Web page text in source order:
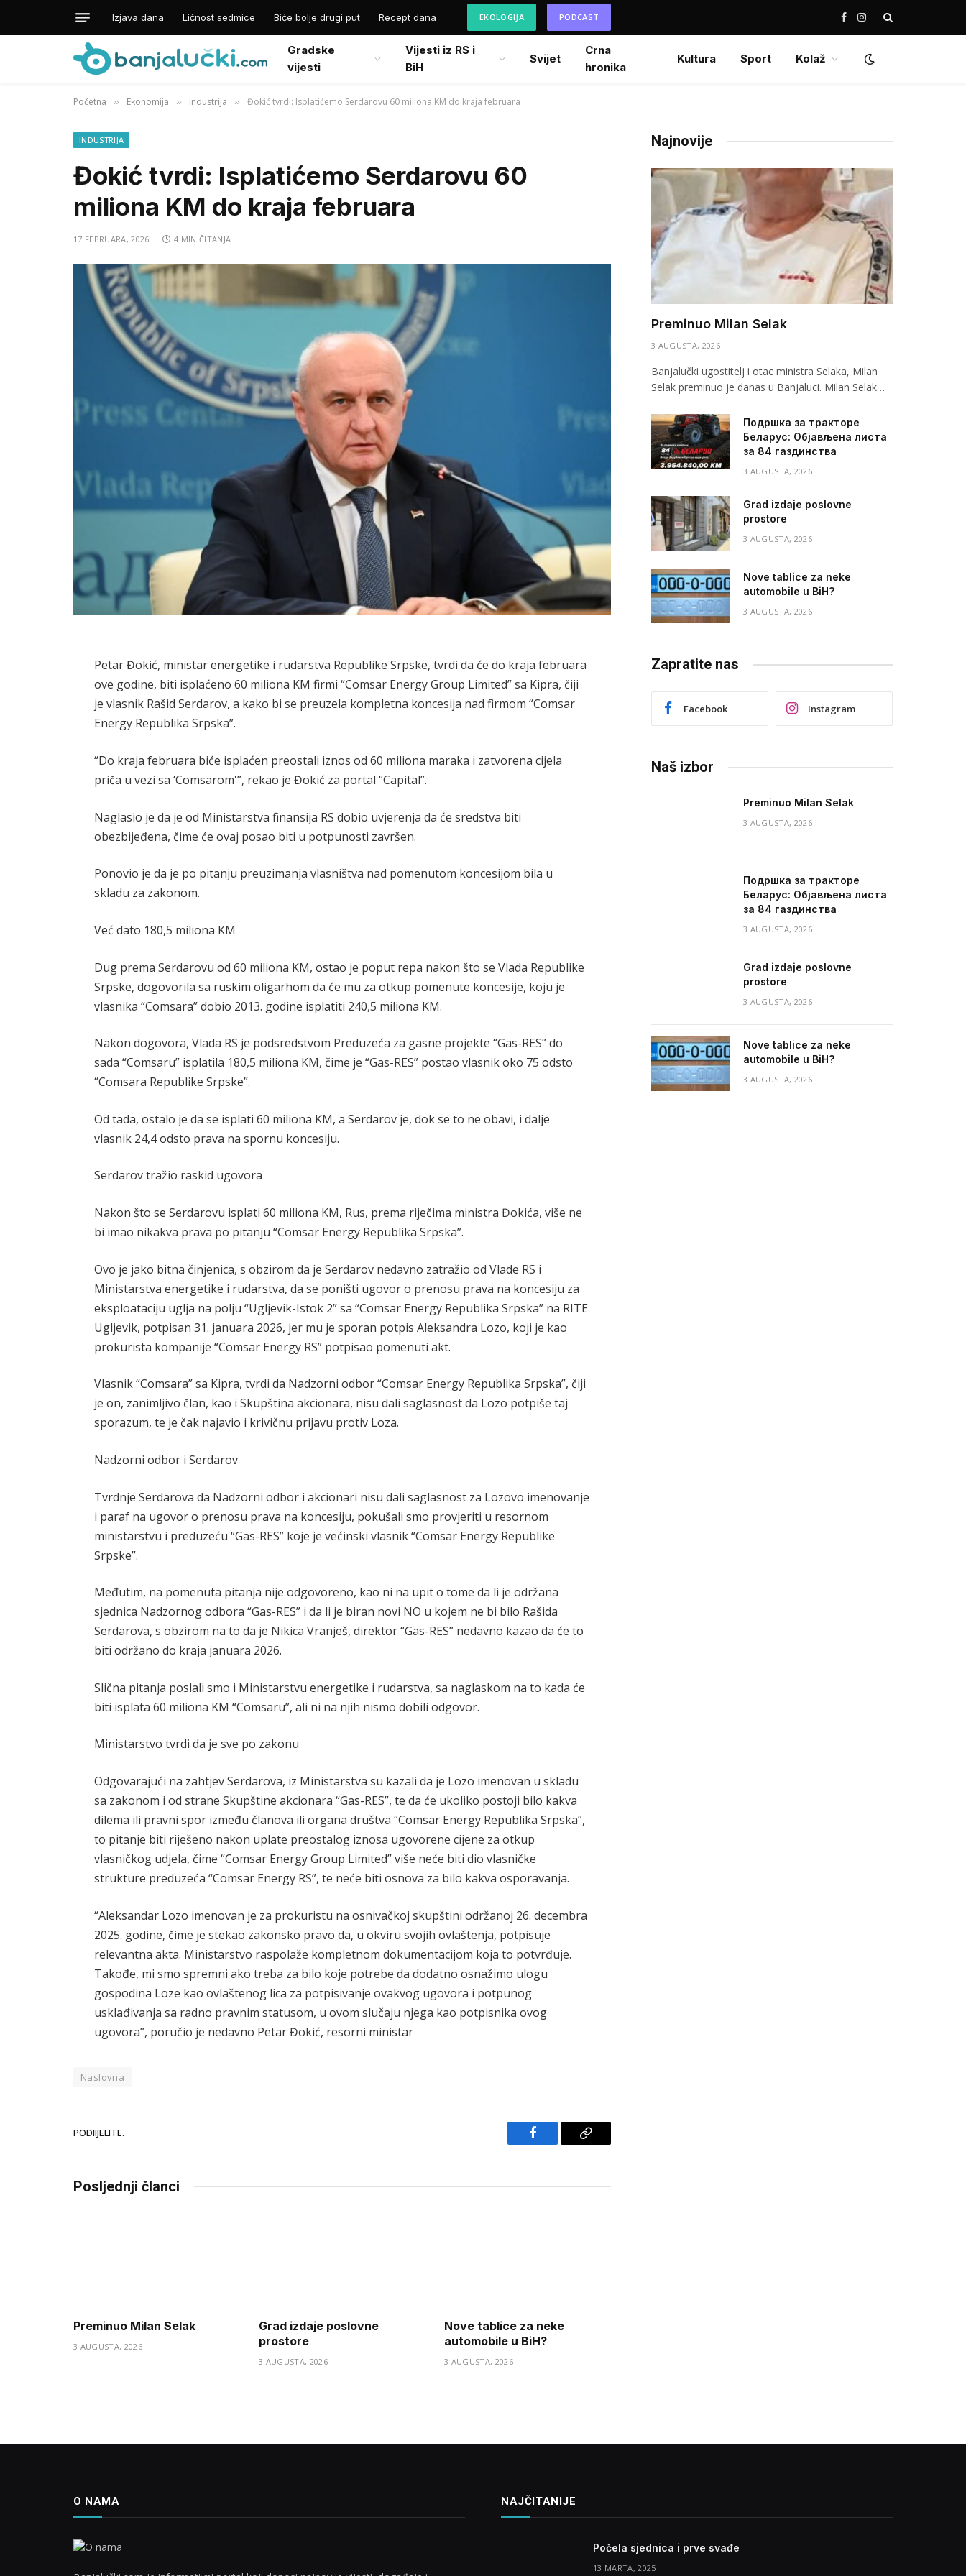
Izjava dana Ličnost sedmice Biće bolje drugi put Recept dana EKOLOGIJA PODCAST Facebook
Instagram
Gradske
vijesti
Vijesti iz RS i
BiH
Svijet
Crna
hronika
Kultura Sport Kolaž
Početna » Ekonomija » Industrija » Đokić tvrdi: Isplatićemo Serdarovu 60 miliona KM do kraja februara
INDUSTRIJA
Đokić tvrdi: Isplatićemo Serdarovu 60
miliona KM do kraja februara
17 FEBRUARA, 2026 4 MIN ČITANJA
Petar Đokić, ministar energetike i rudarstva Republike Srpske, tvrdi da će do kraja februara
ove godine, biti isplaćeno 60 miliona KM firmi “Comsar Energy Group Limited” sa Kipra, čiji
je vlasnik Rašid Serdarov, a kako bi se preuzela kompletna koncesija nad firmom “Comsar
Energy Republika Srpska”.
“Do kraja februara biće isplaćen preostali iznos od 60 miliona maraka i zatvorena cijela
priča u vezi sa ‘Comsarom'”, rekao je Đokić za portal “Capital”.
Naglasio je da je od Ministarstva finansija RS dobio uvjerenja da će sredstva biti
obezbijeđena, čime će ovaj posao biti u potpunosti završen.
Ponovio je da je po pitanju preuzimanja vlasništva nad pomenutom koncesijom bila u
skladu za zakonom.
Već dato 180,5 miliona KM
Dug prema Serdarovu od 60 miliona KM, ostao je poput repa nakon što se Vlada Republike
Srpske, dogovorila sa ruskim oligarhom da će mu za otkup pomenute koncesije, koju je
vlasnika “Comsara” dobio 2013. godine isplatiti 240,5 miliona KM.
Nakon dogovora, Vlada RS je podsredstvom Preduzeća za gasne projekte “Gas-RES” do
sada “Comsaru” isplatila 180,5 miliona KM, čime je “Gas-RES” postao vlasnik oko 75 odsto
“Comsara Republike Srpske”.
Od tada, ostalo je da se isplati 60 miliona KM, a Serdarov je, dok se to ne obavi, i dalje
vlasnik 24,4 odsto prava na spornu koncesiju.
Serdarov tražio raskid ugovora
Nakon što se Serdarovu isplati 60 miliona KM, Rus, prema riječima ministra Đokića, više ne
bi imao nikakva prava po pitanju “Comsar Energy Republika Srpska”.
Ovo je jako bitna činjenica, s obzirom da je Serdarov nedavno zatražio od Vlade RS i
Ministarstva energetike i rudarstva, da se poništi ugovor o prenosu prava na koncesiju za
eksploataciju uglja na polju “Ugljevik-Istok 2” sa “Comsar Energy Republika Srpska” na RITE
Ugljevik, potpisan 31. januara 2026, jer mu je sporan potpis Aleksandra Lozo, koji je kao
prokurista kompanije “Comsar Energy RS” potpisao pomenuti akt.
Vlasnik “Comsara” sa Kipra, tvrdi da Nadzorni odbor “Comsar Energy Republika Srpska”, čiji
je on, zanimljivo član, kao i Skupština akcionara, nisu dali saglasnost da Lozo potpiše taj
sporazum, te je čak najavio i krivičnu prijavu protiv Loza.
Nadzorni odbor i Serdarov
Tvrdnje Serdarova da Nadzorni odbor i akcionari nisu dali saglasnost za Lozovo imenovanje
i paraf na ugovor o prenosu prava na koncesiju, pokušali smo provjeriti u resornom
ministarstvu i preduzeću “Gas-RES” koje je većinski vlasnik “Comsar Energy Republike
Srpske”.
Međutim, na pomenuta pitanja nije odgovoreno, kao ni na upit o tome da li je održana
sjednica Nadzornog odbora “Gas-RES” i da li je biran novi NO u kojem ne bi bilo Rašida
Serdarova, s obzirom na to da je Nikica Vranješ, direktor “Gas-RES” nedavno kazao da će to
biti održano do kraja januara 2026.
Slična pitanja poslali smo i Ministarstvu energetike i rudarstva, sa naglaskom na to kada će
biti isplata 60 miliona KM “Comsaru”, ali ni na njih nismo dobili odgovor.
Ministarstvo tvrdi da je sve po zakonu
Odgovarajući na zahtjev Serdarova, iz Ministarstva su kazali da je Lozo imenovan u skladu
sa zakonom i od strane Skupštine akcionara “Gas-RES”, te da će ukoliko postoji bilo kakva
dilema ili pravni spor između članova ili organa društva “Comsar Energy Republika Srpska”,
to pitanje biti riješeno nakon uplate preostalog iznosa ugovorene cijene za otkup
vlasničkog udjela, čime “Comsar Energy Group Limited” više neće biti dio vlasničke
strukture preduzeća “Comsar Energy RS”, te neće biti osnova za bilo kakva osporavanja.
“Aleksandar Lozo imenovan je za prokuristu na osnivačkoj skupštini održanoj 26. decembra
2025. godine, čime je stekao zakonsko pravo da, u okviru svojih ovlaštenja, potpisuje
relevantna akta. Ministarstvo raspolaže kompletnom dokumentacijom koja to potvrđuje.
Takođe, mi smo spremni ako treba za bilo koje potrebe da dodatno osnažimo ulogu
gospodina Loze kao ovlaštenog lica za potpisivanje ovakvog ugovora i potpunog
usklađivanja sa radno pravnim statusom, u ovom slučaju njega kao potpisnika ovog
ugovora”, poručio je nedavno Petar Đokić, resorni ministar
Naslovna
PODIIJELITE.
Facebook Copy
Posljednji članci
Preminuo Milan Selak
3 AUGUSTA, 2026
Grad izdaje poslovne
prostore
3 AUGUSTA, 2026
Nove tablice za neke
automobile u BiH?
3 AUGUSTA, 2026
Najnovije
Preminuo Milan Selak
3 AUGUSTA, 2026
Banjalučki ugostitelj i otac ministra Selaka, Milan
Selak preminuo je danas u Banjaluci. Milan Selak…
Подршка за тракторе
Беларус: Објављена листа
за 84 газдинства
3 AUGUSTA, 2026
Grad izdaje poslovne
prostore
3 AUGUSTA, 2026
Nove tablice za neke
automobile u BiH?
3 AUGUSTA, 2026
Zapratite nas
Facebook Instagram
Naš izbor
Preminuo Milan Selak
3 AUGUSTA, 2026
Подршка за тракторе
Беларус: Објављена листа
за 84 газдинства
3 AUGUSTA, 2026
Grad izdaje poslovne
prostore
3 AUGUSTA, 2026
Nove tablice za neke
automobile u BiH?
3 AUGUSTA, 2026
O NAMA NAJČITANIJE
Počela sjednica i prve svađe
13 MARTA, 2025